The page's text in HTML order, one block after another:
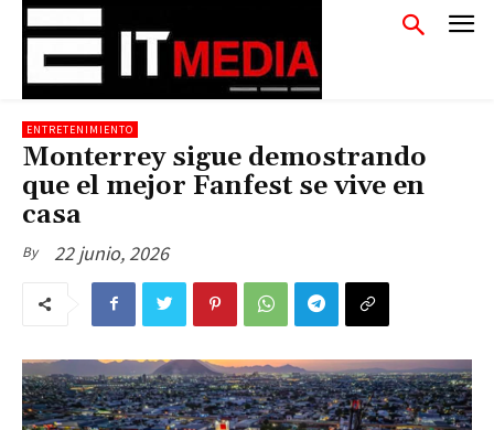
ENTRETENIMIENTO
Monterrey sigue demostrando
que el mejor Fanfest se vive en
casa
By 22 junio, 2026